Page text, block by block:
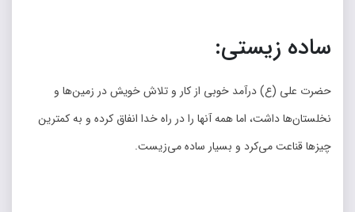
ساده زیستی:
حضرت علی (ع) درآمد خوبی از کار و تلاش خویش در زمین‌ها و
نخلستان‌ها داشت، اما همه آنها را در راه خدا انفاق کرده و به کمترین
چیزها قناعت می‌کرد و بسیار ساده می‌زیست.